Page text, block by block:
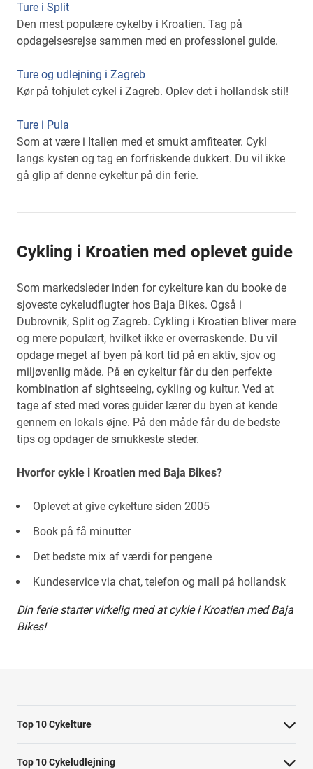
Ture i Split
Den mest populære cykelby i Kroatien. Tag på
opdagelsesrejse sammen med en professionel guide.
Ture og udlejning i Zagreb
Kør på tohjulet cykel i Zagreb. Oplev det i hollandsk stil!
Ture i Pula
Som at være i Italien med et smukt amfiteater. Cykl
langs kysten og tag en forfriskende dukkert. Du vil ikke
gå glip af denne cykeltur på din ferie.
Cykling i Kroatien med oplevet guide
Som markedsleder inden for cykelture kan du booke de
sjoveste cykeludflugter hos Baja Bikes. Også i
Dubrovnik, Split og Zagreb. Cykling i Kroatien bliver mere
og mere populært, hvilket ikke er overraskende. Du vil
opdage meget af byen på kort tid på en aktiv, sjov og
miljøvenlig måde. På en cykeltur får du den perfekte
kombination af sightseeing, cykling og kultur. Ved at
tage af sted med vores guider lærer du byen at kende
gennem en lokals øjne. På den måde får du de bedste
tips og opdager de smukkeste steder.
Hvorfor cykle i Kroatien med Baja Bikes?
Oplevet at give cykelture siden 2005
Book på få minutter
Det bedste mix af værdi for pengene
Kundeservice via chat, telefon og mail på hollandsk
Din ferie starter virkelig med at cykle i Kroatien med Baja
Bikes!
Top 10 Cykelture
Cykeltur i Barcelona: højdepunkterne
Top 10 Cykeludlejning